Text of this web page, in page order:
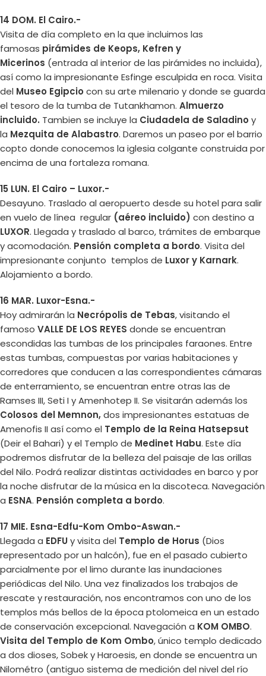
14 DOM. El Cairo.-
Visita de día completo en la que incluimos las
famosas pirámides de Keops, Kefren y
Micerinos (entrada al interior de las pirámides no incluida),
así como la impresionante Esfinge esculpida en roca. Visita
del Museo Egipcio con su arte milenario y donde se guarda
el tesoro de la tumba de Tutankhamon. Almuerzo
incluido. Tambien se incluye la Ciudadela de Saladino y
la Mezquita de Alabastro. Daremos un paseo por el barrio
copto donde conocemos la iglesia colgante construida por
encima de una fortaleza romana.
15 LUN. El Cairo – Luxor.-
Desayuno. Traslado al aeropuerto desde su hotel para salir
en vuelo de línea regular (aéreo incluido) con destino a
LUXOR. Llegada y traslado al barco, trámites de embarque
y acomodación. Pensión completa a bordo. Visita del
impresionante conjunto templos de Luxor y Karnark.
Alojamiento a bordo.
16 MAR. Luxor-Esna.-
Hoy admirarán la Necrópolis de Tebas, visitando el
famoso VALLE DE LOS REYES donde se encuentran
escondidas las tumbas de los principales faraones. Entre
estas tumbas, compuestas por varias habitaciones y
corredores que conducen a las correspondientes cámaras
de enterramiento, se encuentran entre otras las de
Ramses III, Seti I y Amenhotep II. Se visitarán además los
Colosos del Memnon,dos impresionantes estatuas de
Amenofis II así como el Templo de la Reina Hatsepsut
(Deir el Bahari) y el Templo de Medinet Habu. Este día
podremos disfrutar de la belleza del paisaje de las orillas
del Nilo. Podrá realizar distintas actividades en barco y por
la noche disfrutar de la música en la discoteca. Navegación
a ESNA. Pensión completa a bordo.
17 MIE. Esna-Edfu-Kom Ombo-Aswan.-
Llegada a EDFUy visita del Templo de Horus (Dios
representado por un halcón), fue en el pasado cubierto
parcialmente por el limo durante las inundaciones
periódicas del Nilo. Una vez finalizados los trabajos de
rescate y restauración, nos encontramos con uno de los
templos más bellos de la época ptolomeica en un estado
de conservación excepcional. Navegación a KOM OMBO.
Visita del Templo de Kom Ombo, único templo dedicado
a dos dioses, Sobek y Haroesis, en donde se encuentra un
Nilométro (antiguo sistema de medición del nivel del río